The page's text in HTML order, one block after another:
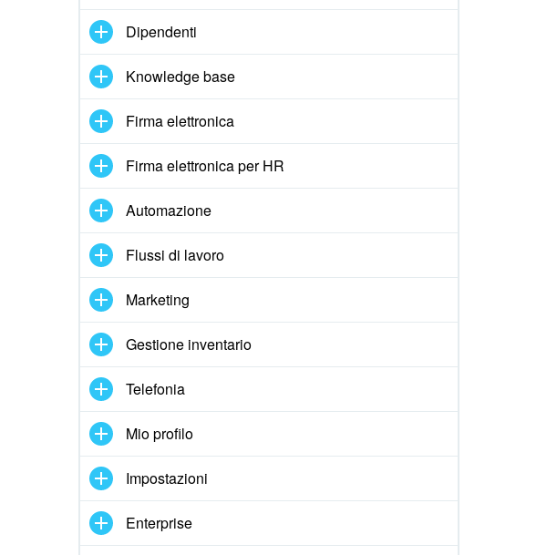
Dipendenti
Knowledge base
Firma elettronica
Firma elettronica per HR
Automazione
Flussi di lavoro
Marketing
Gestione inventario
Telefonia
Mio profilo
Impostazioni
Enterprise